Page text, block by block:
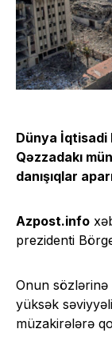
Dünya İqtisadi
Qəzzadakı
danışıqlar
Azpost.info
prezidenti
Onun sözlərinə
yüksək
müzakirələrə